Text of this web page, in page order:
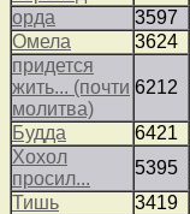
орда
3597
Омела
3624
придется
жить... (почти
молитва)
6212
Будда 6421
Хохол
просил...
5395
Тишь
3419